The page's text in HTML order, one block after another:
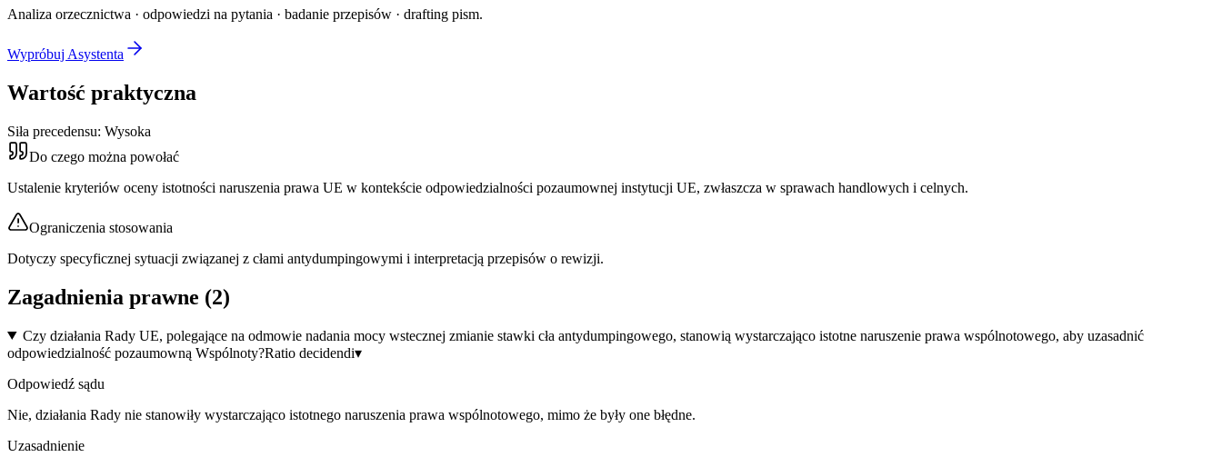
Analiza orzecznictwa · odpowiedzi na pytania · badanie przepisów · drafting pism.
Wypróbuj Asystenta
Wartość praktyczna
Siła precedensu: Wysoka
Do czego można powołać
Ustalenie kryteriów oceny istotności naruszenia prawa UE w kontekście odpowiedzialności pozaumownej instytucji UE, zwłaszcza w sprawach handlowych i celnych.
Ograniczenia stosowania
Dotyczy specyficznej sytuacji związanej z cłami antydumpingowymi i interpretacją przepisów o rewizji.
Zagadnienia prawne (2)
Czy działania Rady UE, polegające na odmowie nadania mocy wstecznej zmianie stawki cła antydumpingowego, stanowią wystarczająco istotne naruszenie prawa wspólnotowego, aby uzasadnić
odpowiedzialność pozaumowną Wspólnoty?Ratio decidendi▾
Odpowiedź sądu
Nie, działania Rady nie stanowiły wystarczająco istotnego naruszenia prawa wspólnotowego, mimo że były one błędne.
Uzasadnienie